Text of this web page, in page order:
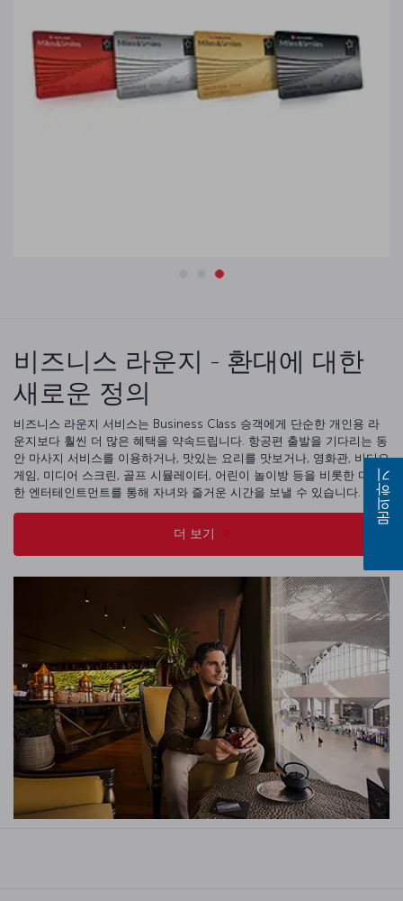
비즈니스 라운지 - 환대에 대한
새로운 정의
비즈니스 라운지 서비스는 Business Class 승객에게 단순한 개인용 라
운지보다 훨씬 더 많은 혜택을 약속드립니다. 항공편 출발을 기다리는 동
안 마사지 서비스를 이용하거나, 맛있는 요리를 맛보거나, 영화관, 비디오
게임, 미디어 스크린, 골프 시뮬레이터, 어린이 놀이방 등을 비롯한 다양
한 엔터테인트먼트를 통해 자녀와 즐거운 시간을 보낼 수 있습니다.
더 보기 문의하기